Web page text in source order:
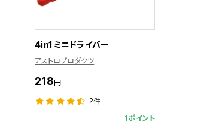
4in1 ミニドライバー
アストロプロダクツ
218円
2件
1ポイント